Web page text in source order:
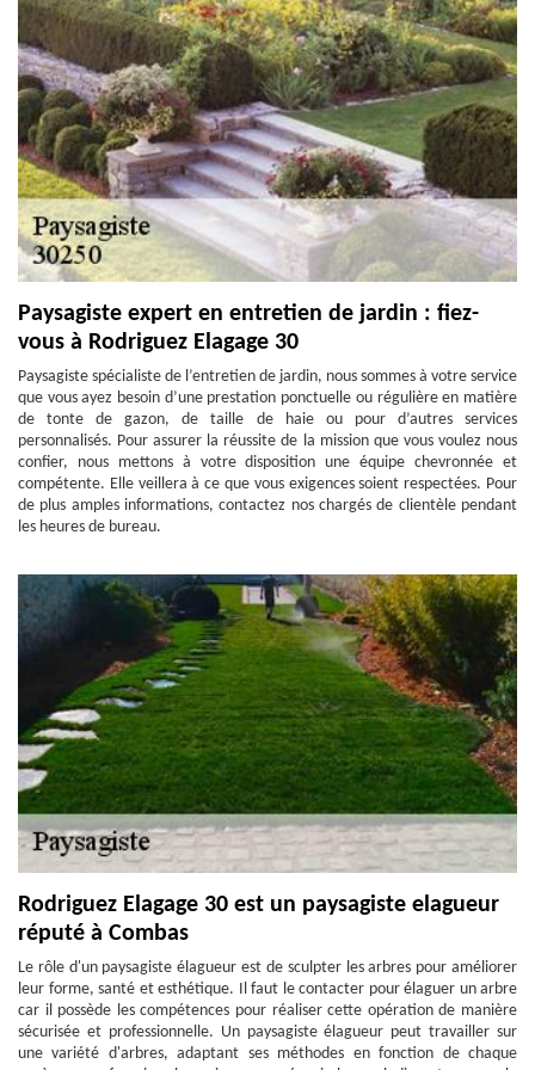
Paysagiste expert en entretien de jardin : fiez-
vous à Rodriguez Elagage 30
Paysagiste spécialiste de l’entretien de jardin, nous sommes à votre service
que vous ayez besoin d’une prestation ponctuelle ou régulière en matière
de tonte de gazon, de taille de haie ou pour d’autres services
personnalisés. Pour assurer la réussite de la mission que vous voulez nous
confier, nous mettons à votre disposition une équipe chevronnée et
compétente. Elle veillera à ce que vous exigences soient respectées. Pour
de plus amples informations, contactez nos chargés de clientèle pendant
les heures de bureau.
Rodriguez Elagage 30 est un paysagiste elagueur
réputé à Combas
Le rôle d'un paysagiste élagueur est de sculpter les arbres pour améliorer
leur forme, santé et esthétique. Il faut le contacter pour élaguer un arbre
car il possède les compétences pour réaliser cette opération de manière
sécurisée et professionnelle. Un paysagiste élagueur peut travailler sur
une variété d'arbres, adaptant ses méthodes en fonction de chaque